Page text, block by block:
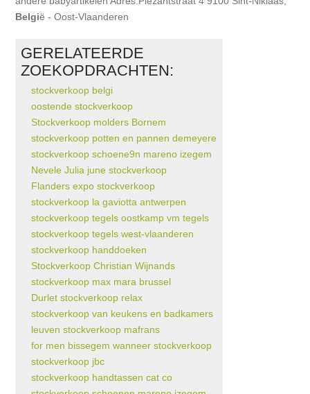
België - Oost-Vlaanderen
GERELATEERDE
ZOEKOPDRACHTEN:
stockverkoop belgi
oostende stockverkoop
Stockverkoop molders Bornem
stockverkoop potten en pannen demeyere
stockverkoop schoene9n mareno izegem
Nevele Julia june stockverkoop
Flanders expo stockverkoop
stockverkoop la gaviotta antwerpen
stockverkoop tegels oostkamp vm tegels
stockverkoop tegels west-vlaanderen
stockverkoop handdoeken
Stockverkoop Christian Wijnands
stockverkoop max mara brussel
Durlet stockverkoop relax
stockverkoop van keukens en badkamers
leuven stockverkoop mafrans
for men bissegem wanneer stockverkoop
stockverkoop jbc
stockverkoop handtassen cat co